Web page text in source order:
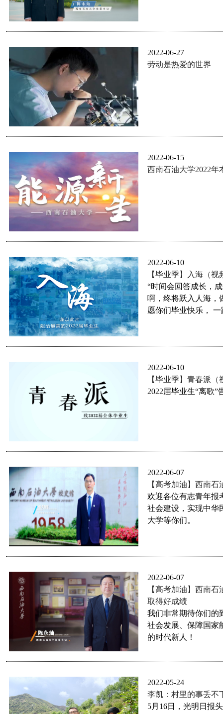
2022-06-27
劳动是热爱的世界
2022-06-15
西南石油大学2022
2022-06-10
【毕业季】入海（视
“时间会回答成长，
啊，终将跃入人海，
愿你们毕业快乐，
2022-06-10
【毕业季】青春派（
2022届毕业生“离歌”
2022-06-07
【高考加油】西南
欢迎各位有志青年报
社会建设，实现中华
大学等你们。
2022-06-07
【高考加油】西南
取得好成绩
我们非常期待你们的
社会发展、保障国家
的时代新人！
2022-05-24
李凯：村里的事丢不
5月16日，光明日报